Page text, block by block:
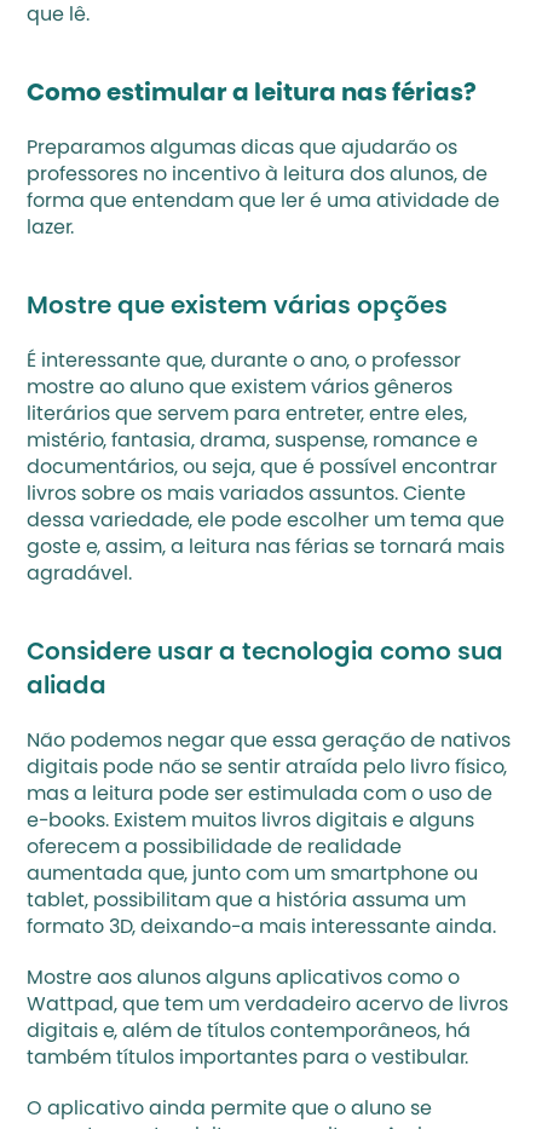
que lê.
Como estimular a leitura nas férias?
Preparamos algumas dicas que ajudarão os
professores no incentivo à leitura dos alunos, de
forma que entendam que ler é uma atividade de
lazer.
Mostre que existem várias opções
É interessante que, durante o ano, o professor
mostre ao aluno que existem vários gêneros
literários que servem para entreter, entre eles,
mistério, fantasia, drama, suspense, romance e
documentários, ou seja, que é possível encontrar
livros sobre os mais variados assuntos. Ciente
dessa variedade, ele pode escolher um tema que
goste e, assim, a leitura nas férias se tornará mais
agradável.
Considere usar a tecnologia como sua
aliada
Não podemos negar que essa geração de nativos
digitais pode não se sentir atraída pelo livro físico,
mas a leitura pode ser estimulada com o uso de
e-books. Existem muitos livros digitais e alguns
oferecem a possibilidade de realidade
aumentada que, junto com um smartphone ou
tablet, possibilitam que a história assuma um
formato 3D, deixando-a mais interessante ainda.
Wattpad, que tem um verdadeiro acervo de livros
digitais e, além de títulos contemporâneos, há
também títulos importantes para o vestibular.
O aplicativo ainda permite que o aluno se